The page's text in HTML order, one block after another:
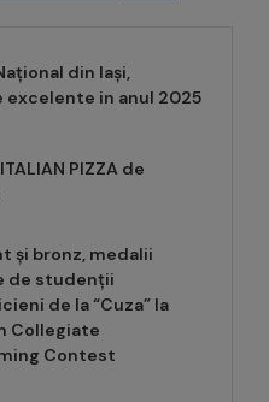
din Iași,
in anul 2025
PIZZA de
și bronz, medalii
de studenții
de la “Cuza” la
Collegiate
Contest